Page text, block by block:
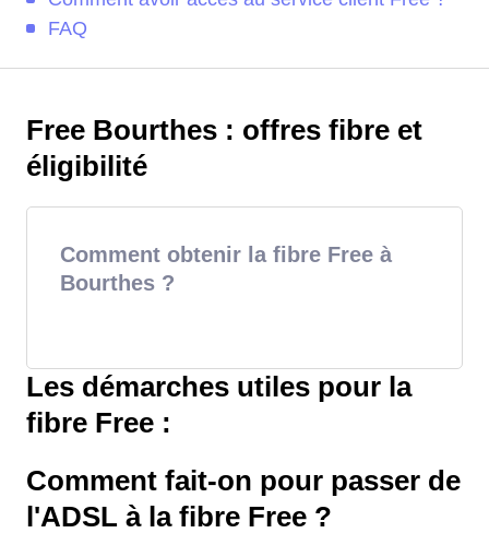
FAQ
Free Bourthes : offres fibre et
éligibilité
Comment obtenir la fibre Free à
Bourthes ?
Les démarches utiles pour la
fibre Free :
Comment fait-on pour passer de
l'ADSL à la fibre Free ?